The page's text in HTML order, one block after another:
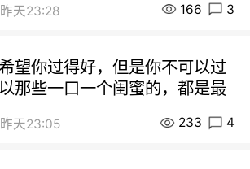
昨天23:28 166 3
望你过得好，但是你不可以过
那些一口一个闺蜜的，都是最
昨天23:05 233 4